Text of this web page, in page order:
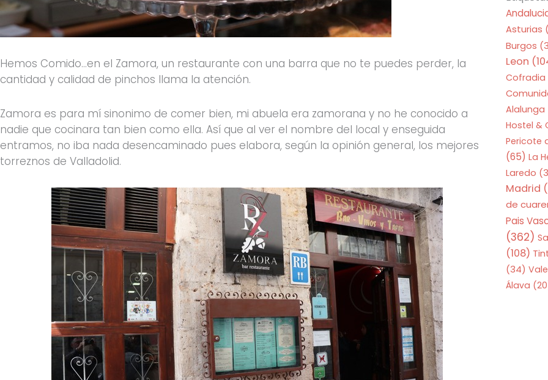
Hemos Comido…en el Zamora, un restaurante con una barra que no te puedes perder, la
cantidad y calidad de pinchos llama la atención.
Zamora es para mí sinonimo de comer bien, mi abuela era zamorana y no he conocido a
nadie que cocinara tan bien como ella. Así que al ver el nombre del local y enseguida
entramos, no iba nada desencaminado pues elabora, según la opinión general, los mejores
torreznos de Valladolid.
Asturias
Burgos
Leon
Cofradia
Alalunga
Hostel &
Pericote
(65) La
Laredo
Madrid
de
Pais
(362)
(108)
(34)
Álava